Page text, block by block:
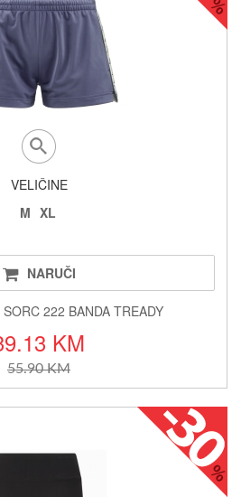
VELIČINE
M XL
NARUČI
222 BANDA TREADY
KM
55.90 KM